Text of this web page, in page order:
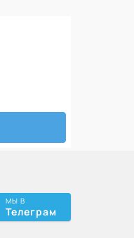
МЫ В
Телеграм